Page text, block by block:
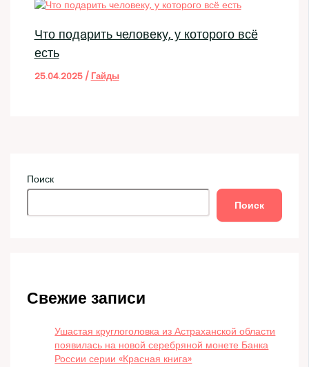
Что подарить человеку, у которого всё
есть
25.04.2025 / Гайды
Поиск
Поиск
Свежие записи
Ушастая круглоголовка из Астраханской области
появилась на новой серебряной монете Банка
России серии «Красная книга»